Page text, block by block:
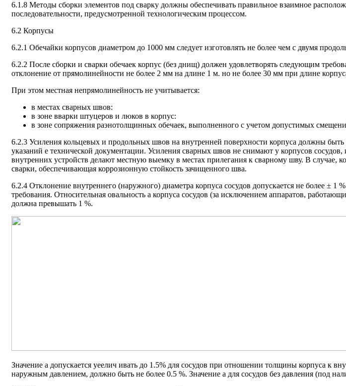
6.1.8 Методы сборки элементов под сварку должны обеспечивать правильное взаимное
последовательности, предусмотренной технологическим процессом.
6.2 Корпусы
6.2.1 Обечайки корпусов диаметром до 1000 мм следует изготовлять не более чем с двумя
6.2.2 После сборки и сварки обечаек корпус (без днищ) должен удовлетворять следующим
отклонение от прямолинейности не более 2 мм на длине 1 м. но не более 30 мм при длине
При этом местная непрямолинейность не учитывается:
в местах сварных швов:
в зоне вварки штуцеров и люков в корпус:
в зоне сопряжения раэнотолщинных обечаек, выполненного с учетом допустимых
6.2.3 Усиления кольцевых и продольных швов на внутренней поверхности корпуса должны
указаний е технической документации. Усиления сварных швов не снимают у корпусов
внутренних устройств делают местную выемку в местах прилегания к сварному шву. В случае,
сварки, обеспечивающая коррозионную стойкость зачищенного шва.
6.2.4 Отклонение внутреннего (наружного) диаметра корпуса сосудов допускается не более ±
требования. Относительная овальность а корпуса сосудов (за исключением аппаратов,
должна превышать 1 %.
Значение а допускается уеелич ивать до 1.5% для сосудов при отношении толщины корпуса к
наружным давлением, должно быть не более 0.5 %. Значение а для сосудов без давления (под